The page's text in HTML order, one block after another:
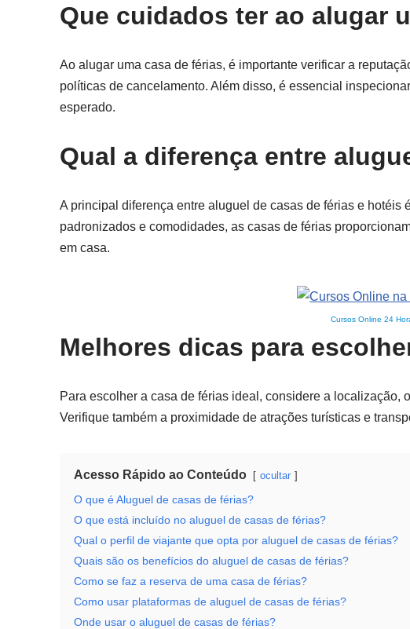
Que cuidados ter ao alugar
Ao alugar uma casa de férias, é importante verificar a
políticas de cancelamento. Além disso, é essencial
esperado.
Qual a diferença entre
A principal diferença entre aluguel de casas de férias e
padronizados e comodidades, as casas de férias
em casa.
Cursos Online 24
Melhores dicas para
Para escolher a casa de férias ideal, considere a localização,
Verifique também a proximidade de atrações turísticas e
Acesso Rápido ao Conteúdo ocultar
O que é Aluguel de casas de férias?
O que está incluído no aluguel de casas de férias?
Qual o perfil de viajante que opta por aluguel de casas de férias?
Quais são os benefícios do aluguel de casas de férias?
Como se faz a reserva de uma casa de férias?
Como usar plataformas de aluguel de casas de férias?
Onde usar o aluguel de casas de férias?